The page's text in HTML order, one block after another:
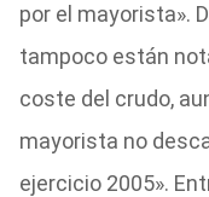
por el mayorista».
tampoco están
coste del crudo,
mayorista no
ejercicio 2005».